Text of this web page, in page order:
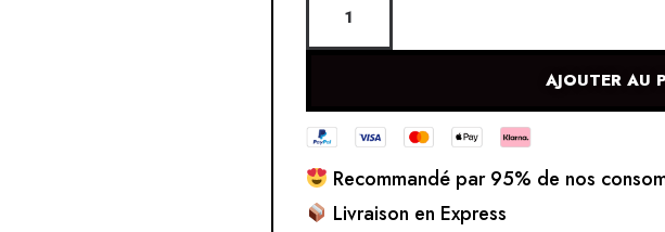
AJOUTER AU
Recommandé par 95% de nos
Livraison en Express